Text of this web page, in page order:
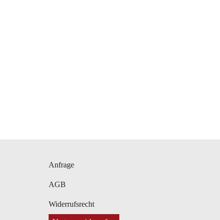
Navigation
Anfrage
AGB
Widerrufsrecht